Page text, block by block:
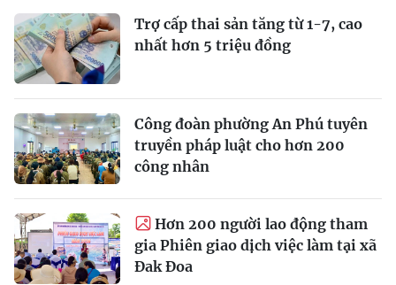
Trợ cấp thai sản tăng từ 1-7, cao
nhất hơn 5 triệu đồng
Công đoàn phường An Phú tuyên
truyền pháp luật cho hơn 200
công nhân
Hơn 200 người lao động tham
gia Phiên giao dịch việc làm tại xã
Đak Đoa